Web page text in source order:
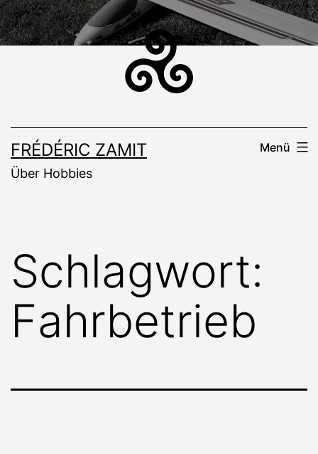
Zum
Inhalt
FRÉDÉRIC ZAMIT
Über Hobbies
Menü
Schlagwort:
Fahrbetrieb